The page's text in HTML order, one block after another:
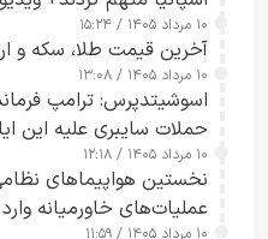
۱۰ مرداد ۱۴۰۵ / ۱۵:۲۴
آخرین قیمت طلا، سکه و ارز شنبه 10
۱۰ مرداد ۱۴۰۵ / ۱۳:۰۸
اسوشیتدپرس: ترامپ
حملات سایبری علیه این
ارائه نکرد
۱۰ مرداد ۱۴۰۵ / ۱۲:۱۸
نخستین هواپیماهای
عملیات‌های خاورمیانه
۱۰ مرداد ۱۴۰۵ / ۱۱:۵۹